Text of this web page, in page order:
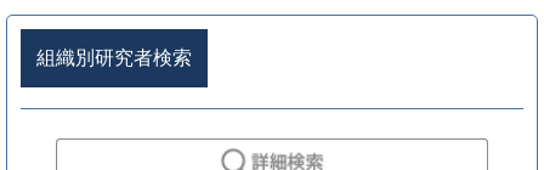
組織別研究者検索